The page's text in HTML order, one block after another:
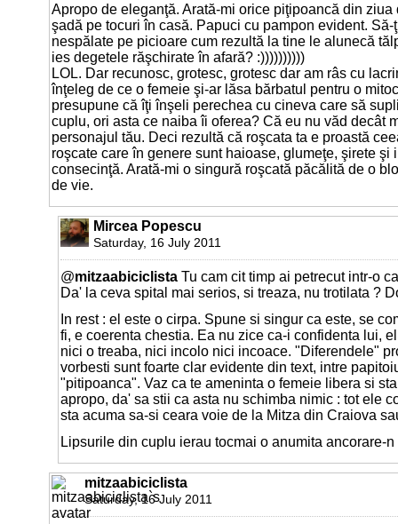
Apropo de eleganţă. Arată-mi orice piţipoancă din
şadă pe tocuri în casă. Papuci cu pampon evident.
nespălate pe picioare cum rezultă la tine le alunecă
ies degetele răşchirate în afară? :))))))))))
LOL. Dar recunosc, grotesc, grotesc dar am râs cu
înţeleg de ce o femeie şi-ar lăsa bărbatul pentru o
presupune că îţi înşeli perechea cu cineva care să
cuplu, ori asta ce naiba îi oferea? Că eu nu văd decât
personajul tău. Deci rezultă că roşcata ta e proastă
roşcate care în genere sunt haioase, glumeţe, şirete şi
consecinţă. Arată-mi o singură roşcată păcălită de o
de vie.
Mircea Popescu
Saturday, 16 July 2011
@mitzaabiciclista Tu cam cit timp ai petrecut intr-o
Da' la ceva spital mai serios, si treaza, nu trotilata ?
In rest : el este o cirpa. Spune si singur ca este, se
fi, e coerenta chestia. Ea nu zice ca-i confidenta lui,
nici o treaba, nici incolo nici incoace. "Diferendele"
vorbesti sunt foarte clar evidente din text, intre
"pitipoanca". Vaz ca te ameninta o femeie libera si
apropo, da' sa stii ca asta nu schimba nimic : tot ele
sta acuma sa-si ceara voie de la Mitza din Craiova
Lipsurile din cuplu ierau tocmai o anumita ancorare-n
mitzaabiciclista
Saturday, 16 July 2011